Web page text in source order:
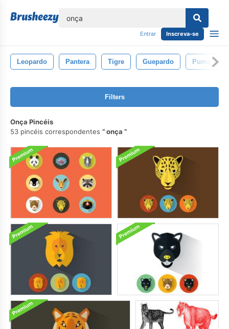
Entrar Inscreva-se
Leopardo Pantera Tigre Guepardo Puma
Filters
Onça Pincéis
53 pincéis correspondentes
onça